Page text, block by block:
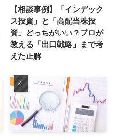
【相談事例】「インデック
ス投資」と「高配当株投
資」どっちがいい？プロが
教える「出口戦略」まで考
えた正解